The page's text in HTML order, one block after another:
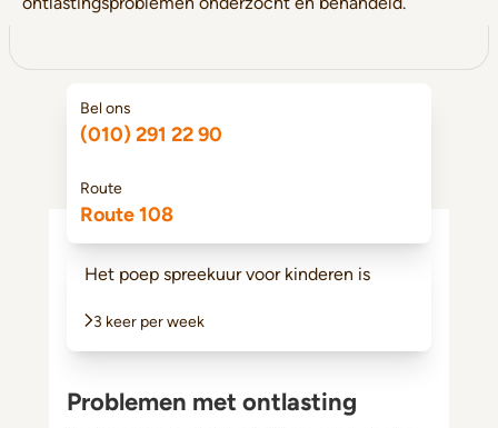
Het poep spreekuur voor kinderen is
3 keer per week
Bel ons
(010) 291 22 90
Route
Route 108
Problemen met ontlasting